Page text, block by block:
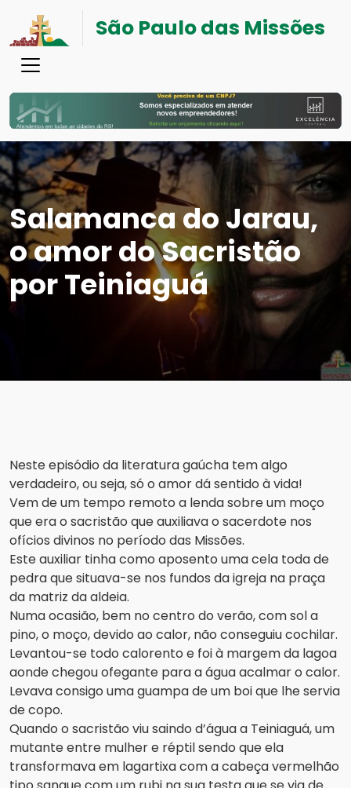
São Paulo das Missões
Salamanca do Jarau,
o amor do Sacristão
por Teiniaguá
Neste episódio da literatura gaúcha tem algo
verdadeiro, ou seja, só o amor dá sentido à vida!
Vem de um tempo remoto a lenda sobre um moço
que era o sacristão que auxiliava o sacerdote nos
ofícios divinos no período das Missões.
Este auxiliar tinha como aposento uma cela toda de
pedra que situava-se nos fundos da igreja na praça
da matriz da aldeia.
Numa ocasião, bem no centro do verão, com sol a
pino, o moço, devido ao calor, não conseguiu cochilar.
Levantou-se todo calorento e foi à margem da lagoa
aonde chegou ofegante para a água acalmar o calor.
Levava consigo uma guampa de um boi que lhe servia
de copo.
Quando o sacristão viu saindo d’água a Teiniaguá, um
mutante entre mulher e réptil sendo que ela
transformava em lagartixa com a cabeça vermelhão